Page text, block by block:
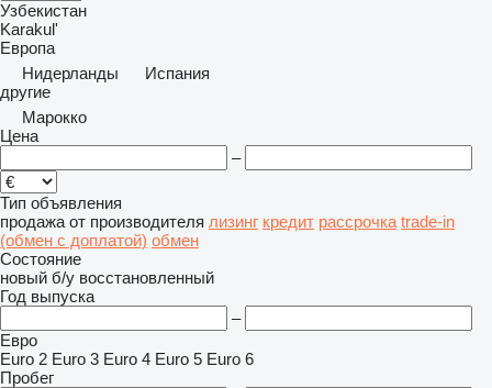
Узбекистан
Karakul'
Европа
Нидерланды
Испания
другие
Марокко
Цена
–
Тип объявления
продажа от производителя лизинг кредит рассрочка trade-in
(обмен с доплатой) обмен
Состояние
новый б/у восстановленный
Год выпуска
–
Евро
Euro 2 Euro 3 Euro 4 Euro 5 Euro 6
Пробег